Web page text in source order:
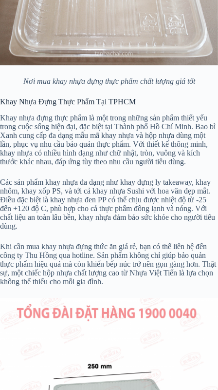
Nơi mua khay nhựa đựng thực phẩm chất lượng giá tốt
Khay Nhựa Đựng Thực Phẩm Tại TPHCM
Khay nhựa đựng thực phẩm là một trong những sản phẩm thiết yếu
trong cuộc sống hiện đại, đặc biệt tại Thành phố Hồ Chí Minh. Bao bì
Xanh cung cấp đa dạng mẫu mã khay nhựa và hộp nhựa dùng một
lần, phục vụ nhu cầu bảo quản thực phẩm. Với thiết kế thông minh,
khay nhựa có nhiều hình dạng như chữ nhật, tròn, vuông và kích
thước khác nhau, đáp ứng tùy theo nhu cầu người tiêu dùng.
Các sản phẩm khay nhựa đa dạng như khay đựng ly takeaway, khay
nhôm, khay xốp PS, và tới cả khay nhựa Sushi với hoa văn đẹp mắt.
Điều đặc biệt là khay nhựa đen PP có thể chịu được nhiệt độ từ -25
đến +120 độ C, phù hợp cho cả thực phẩm đông lạnh và nóng. Với
chất liệu an toàn lâu bền, khay nhựa đảm bảo sức khỏe cho người tiêu
dùng.
Khi cần mua khay nhựa đựng thức ăn giá rẻ, bạn có thể liên hệ đến
công ty Thu Hồng qua hotline. Sản phẩm không chỉ giúp bảo quản
thực phẩm hiệu quả mà còn khiến bếp núc trở nên gọn gàng hơn. Thật
sự, một chiếc hộp nhựa chất lượng cao từ Nhựa Việt Tiến là lựa chọn
không thể thiếu cho mỗi gia đình.